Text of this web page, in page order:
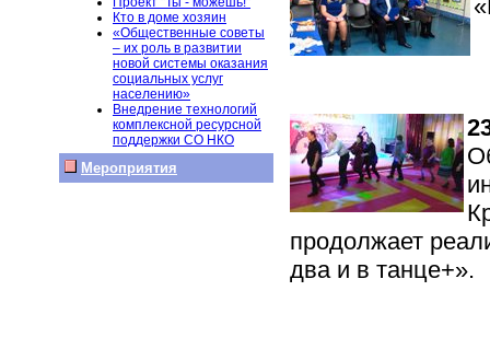
Кто в доме хозяин
«Общественные советы
– их роль в развитии
новой системы оказания
социальных услуг
населению»
Внедрение технологий
комплексной ресурсной
поддержки СО НКО
Мероприятия
продолжает
два и в танце+».